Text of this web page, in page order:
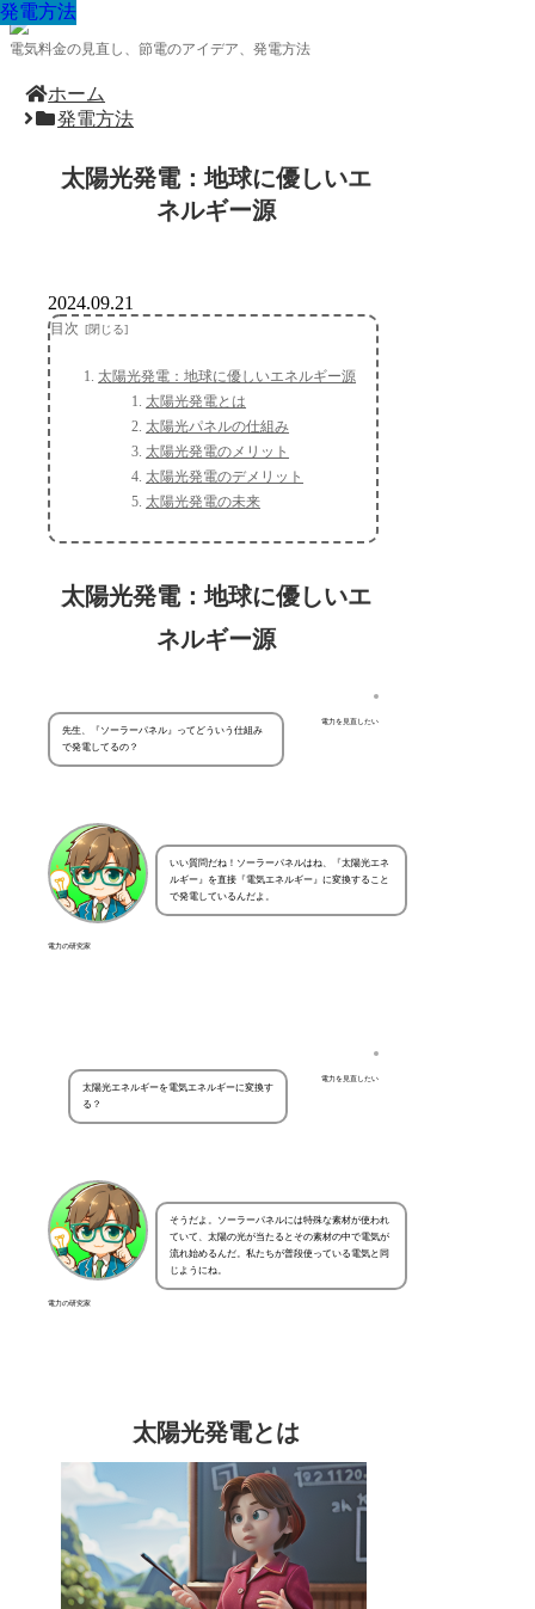
電気料金の見直し、節電のアイデア、発電方法
ホーム
発電方法
太陽光発電：地球に優しいエ
ネルギー源
発電方法
2024.09.21
目次
太陽光発電：地球に優しいエネルギー源
太陽光発電とは
太陽光パネルの仕組み
太陽光発電のメリット
太陽光発電のデメリット
太陽光発電の未来
太陽光発電：地球に優しいエ
ネルギー源
電力を見直したい
先生、『ソーラーパネル』ってどういう仕組み
で発電してるの？
電力の研究家
いい質問だね！ソーラーパネルはね、『太陽光エネ
ルギー』を直接『電気エネルギー』に変換すること
で発電しているんだよ。
電力を見直したい
太陽光エネルギーを電気エネルギーに変換す
る？
電力の研究家
そうだよ。ソーラーパネルには特殊な素材が使われ
ていて、太陽の光が当たるとその素材の中で電気が
流れ始めるんだ。私たちが普段使っている電気と同
じようにね。
太陽光発電とは
発電方法
発電方法
発電方法
発電方法
発電方法
発電方法
発電方法
発電方法